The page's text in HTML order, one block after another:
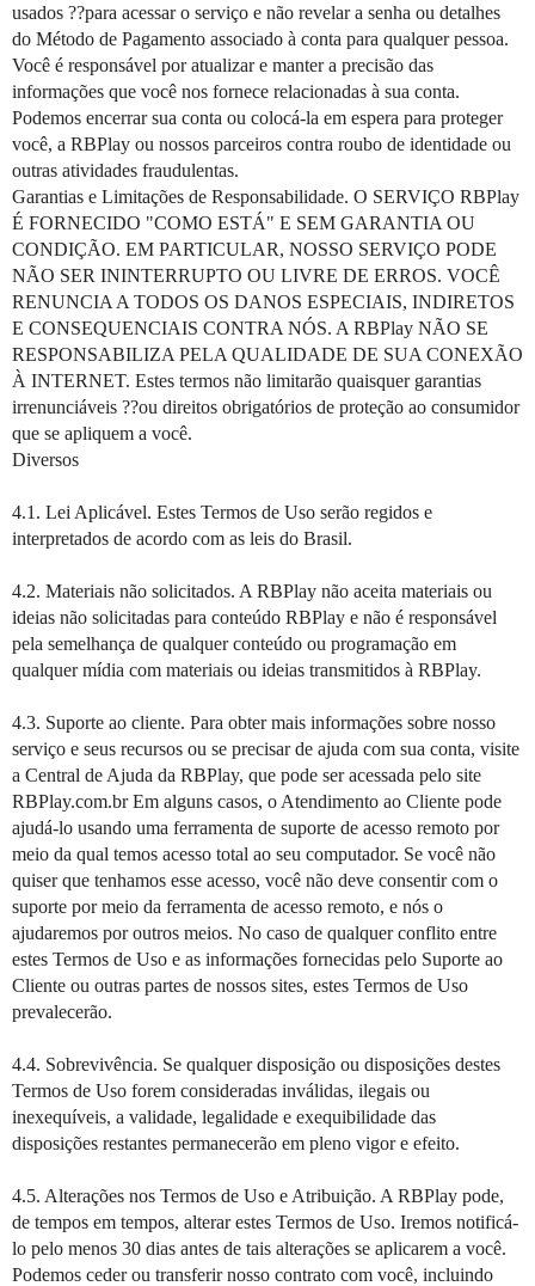
usados ??para acessar o serviço e não revelar a senha ou detalhes
do Método de Pagamento associado à conta para qualquer pessoa.
Você é responsável por atualizar e manter a precisão das
informações que você nos fornece relacionadas à sua conta.
Podemos encerrar sua conta ou colocá-la em espera para proteger
você, a RBPlay ou nossos parceiros contra roubo de identidade ou
outras atividades fraudulentas.
Garantias e Limitações de Responsabilidade. O SERVIÇO RBPlay
É FORNECIDO "COMO ESTÁ" E SEM GARANTIA OU
CONDIÇÃO. EM PARTICULAR, NOSSO SERVIÇO PODE
NÃO SER ININTERRUPTO OU LIVRE DE ERROS. VOCÊ
RENUNCIA A TODOS OS DANOS ESPECIAIS, INDIRETOS
E CONSEQUENCIAIS CONTRA NÓS. A RBPlay NÃO SE
RESPONSABILIZA PELA QUALIDADE DE SUA CONEXÃO
À INTERNET. Estes termos não limitarão quaisquer garantias
irrenunciáveis ??ou direitos obrigatórios de proteção ao consumidor
que se apliquem a você.
Diversos
4.1. Lei Aplicável. Estes Termos de Uso serão regidos e
interpretados de acordo com as leis do Brasil.
4.2. Materiais não solicitados. A RBPlay não aceita materiais ou
ideias não solicitadas para conteúdo RBPlay e não é responsável
pela semelhança de qualquer conteúdo ou programação em
qualquer mídia com materiais ou ideias transmitidos à RBPlay.
4.3. Suporte ao cliente. Para obter mais informações sobre nosso
serviço e seus recursos ou se precisar de ajuda com sua conta, visite
a Central de Ajuda da RBPlay, que pode ser acessada pelo site
RBPlay.com.br Em alguns casos, o Atendimento ao Cliente pode
ajudá-lo usando uma ferramenta de suporte de acesso remoto por
meio da qual temos acesso total ao seu computador. Se você não
quiser que tenhamos esse acesso, você não deve consentir com o
suporte por meio da ferramenta de acesso remoto, e nós o
ajudaremos por outros meios. No caso de qualquer conflito entre
estes Termos de Uso e as informações fornecidas pelo Suporte ao
Cliente ou outras partes de nossos sites, estes Termos de Uso
prevalecerão.
4.4. Sobrevivência. Se qualquer disposição ou disposições destes
Termos de Uso forem consideradas inválidas, ilegais ou
inexequíveis, a validade, legalidade e exequibilidade das
disposições restantes permanecerão em pleno vigor e efeito.
4.5. Alterações nos Termos de Uso e Atribuição. A RBPlay pode,
de tempos em tempos, alterar estes Termos de Uso. Iremos notificá-
lo pelo menos 30 dias antes de tais alterações se aplicarem a você.
Podemos ceder ou transferir nosso contrato com você, incluindo